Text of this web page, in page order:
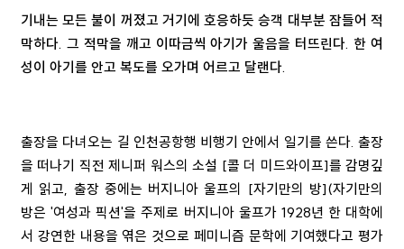
기내는 모든 불이 꺼졌고 거기에 호응하듯 승객 대부분 잠들어 적
막하다. 그 적막을 깨고 이따금씩 아기가 울음을 터뜨린다. 한 여
성이 아기를 안고 복도를 오가며 어르고 달랜다.
출장을 다녀오는 길 인천공항행 비행기 안에서 일기를 쓴다. 출장
을 떠나기 직전 제니퍼 워스의 소설 [콜 더 미드와이프]를 감명깊
게 읽고, 출장 중에는 버지니아 울프의 [자기만의 방](자기만의
방은 '여성과 픽션'을 주제로 버지니아 울프가 1928년 한 대학에
서 강연한 내용을 엮은 것으로 페미니즘 문학에 기여했다고 평가